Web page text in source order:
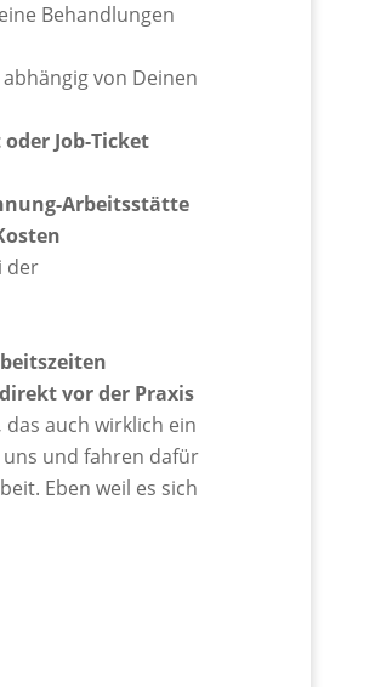
Behandlungen
abhängig von Deinen
Job-Ticket
Arbeitsstätte
der
vor der Praxis
das auch wirklich ein
uns und fahren dafür
Eben weil es sich